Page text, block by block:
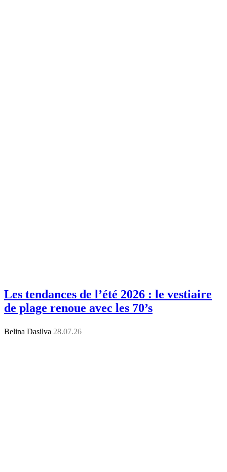
Les tendances de l’été 2026 : le vestiaire
de plage renoue avec les 70’s
Belina Dasilva 28.07.26